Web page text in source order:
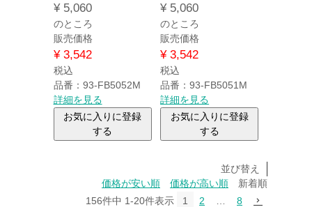
¥ 5,060
のところ
販売価格
¥ 3,542
税込
品番：93-FB5052M
詳細を見る
お気に入りに登録
する
¥ 5,060
のところ
販売価格
¥ 3,542
税込
品番：93-FB5051M
詳細を見る
お気に入りに登録
する
並び替え
価格が安い順
価格が高い順
新着順
156件中 1-20件表示 1 2 8